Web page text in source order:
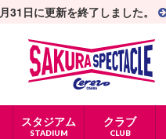
スタジアム
STADIUM
クラブ
CLUB
31日に更新を終了しました。